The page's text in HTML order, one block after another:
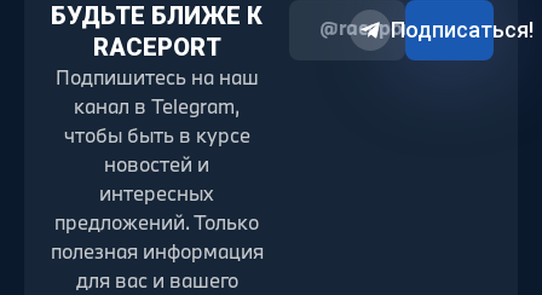
БУДЬТЕ БЛИЖЕ К
RACEPORT
Подпишитесь на наш
канал в Telegram,
чтобы быть в курсе
новостей и
интересных
предложений. Только
полезная информация
для вас и вашего
@raceport2022
Подписаться!